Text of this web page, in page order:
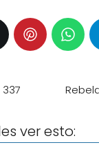
ver esto: